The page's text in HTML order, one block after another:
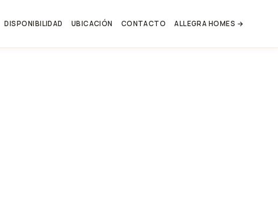
DISPONIBILIDAD UBICACIÓN CONTACTO ALLEGRA HOMES →